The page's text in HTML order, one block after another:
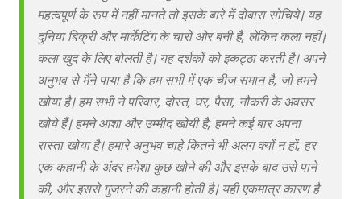
महत्वपूर्ण के रूप में नहीं मानते तो इसके बारे में दोबारा सोचिये। यह
दुनिया बिक्री और मार्केटिंग के चारों ओर बनी है, लेकिन कला नहीं।
कला खुद के लिए बोलती है। यह दर्शकों को इकट्ठा करती है। अपने
अनुभव से मैंने पाया है कि हम सभी में एक चीज समान है, जो हमने
खोया है। हम सभी ने परिवार, दोस्त, घर, पैसा, नौकरी के अवसर
खोये हैं। हमने आशा और उम्मीद खोयी है; हमने कई बार अपना
रास्ता खोया है। हमारे अनुभव चाहे कितने भी अलग क्यों न हों, हर
एक कहानी के अंदर हमेशा कुछ खोने की और इसके बाद उसे पाने
की, और इससे गुजरने की कहानी होती है। यही एकमात्र कारण है